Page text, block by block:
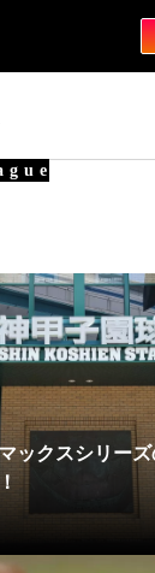
ックスシリーズ